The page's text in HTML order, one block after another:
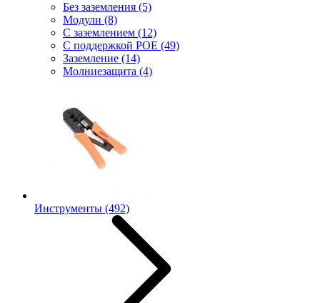
Без заземления (5)
Модули (8)
С заземлением (12)
С поддержкой POE (49)
Заземление (14)
Молниезащита (4)
Инструменты (492)